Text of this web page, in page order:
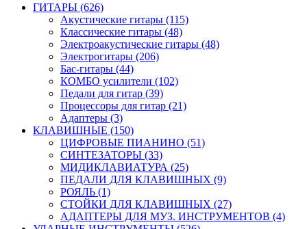
ГИТАРЫ (626)
Акустические гитары (115)
Классические гитары (48)
Электроакустические гитары (48)
Электрогитары (206)
Бас-гитары (44)
КОМБО усилители (102)
Педали для гитар (39)
Процессоры для гитар (21)
Адаптеры (3)
КЛАВИШНЫЕ (150)
ЦИФРОВЫЕ ПИАНИНО (51)
СИНТЕЗАТОРЫ (33)
МИДИКЛАВИАТУРА (25)
ПЕДАЛИ ДЛЯ КЛАВИШНЫХ (9)
РОЯЛЬ (1)
СТОЙКИ ДЛЯ КЛАВИШНЫХ (27)
АДАПТЕРЫ ДЛЯ МУЗ. ИНСТРУМЕНТОВ (4)